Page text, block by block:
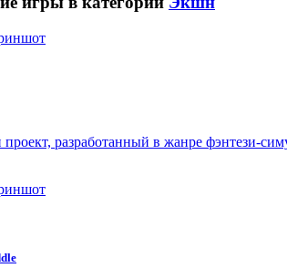
разработанный в жанре фэнтези-